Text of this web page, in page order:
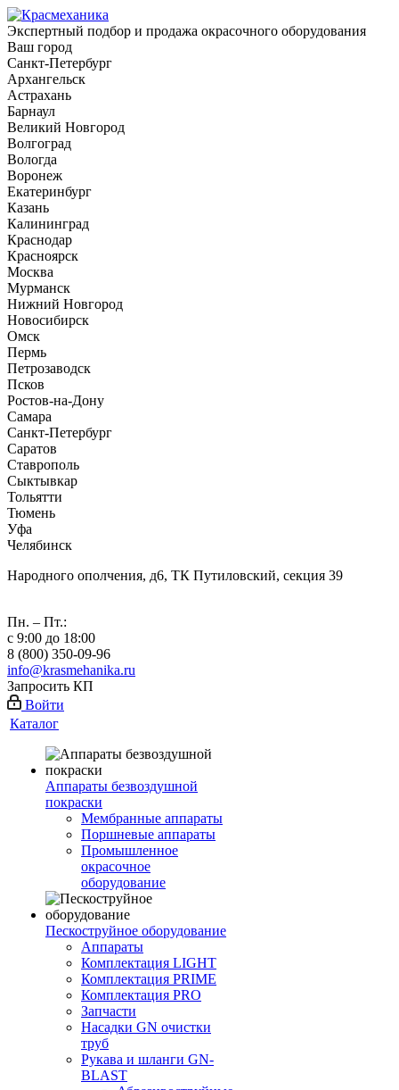
Экспертный подбор и продажа окрасочного оборудования
Ваш город
Санкт-Петербург
Архангельск
Астрахань
Барнаул
Великий Новгород
Волгоград
Вологда
Воронеж
Екатеринбург
Казань
Калининград
Краснодар
Красноярск
Москва
Мурманск
Нижний Новгород
Новосибирск
Омск
Пермь
Петрозаводск
Псков
Ростов-на-Дону
Самара
Санкт-Петербург
Саратов
Ставрополь
Сыктывкар
Тольятти
Тюмень
Уфа
Челябинск
Народного ополчения, д6, ТК Путиловский, секция 39
Пн. – Пт.:
с 9:00 до 18:00
8 (800) 350-09-96
info@krasmehanika.ru
Запросить КП
Войти
Каталог
Аппараты безвоздушной
покраски
Мембранные аппараты
Поршневые аппараты
Промышленное
окрасочное
оборудование
Пескоструйное оборудование
Аппараты
Комплектация LIGHT
Комплектация PRIME
Комплектация PRO
Запчасти
Насадки GN очистки
труб
Рукава и шланги GN-
BLAST